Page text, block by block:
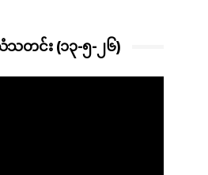
သတင်း (၁၃-၅-၂၆)